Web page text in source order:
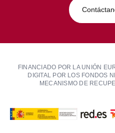
FINANCIADO POR LA UNIÓN
DIGITAL POR LOS FONDOS
MECANISMO DE